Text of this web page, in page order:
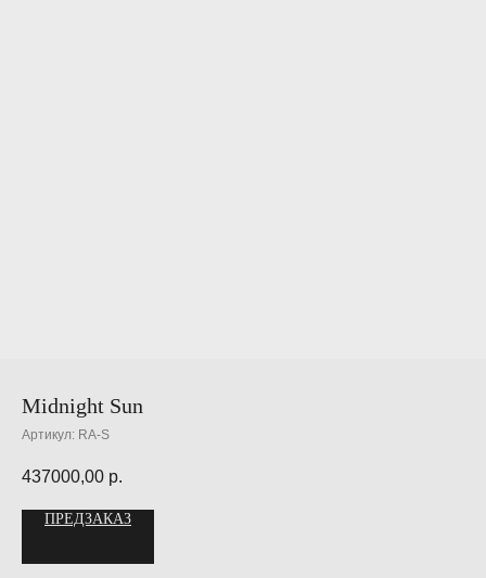
Midnight Sun
Артикул: RA-S
437000,00 р.
ПРЕДЗАКАЗ